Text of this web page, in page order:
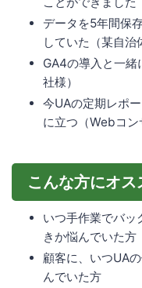
データを5年間保
していた（某自治
GA4の導入と一
社様）
今UAの定期レポ
に立つ（Webコン
こんな方にオス
いつ手作業でバッ
きか悩んでいた方
顧客に、いつUA
んでいた方